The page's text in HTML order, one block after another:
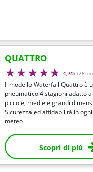
QUATTRO
4,7/5 (26
Il modello Waterfall Quattro è
pneumatico 4 stagioni adatto
piccole, medie e grandi
Sicurezza ed affidabilità in
meteo
Scopri di più